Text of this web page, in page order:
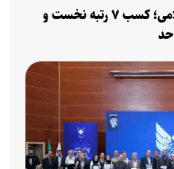
یزد قله‌نشین دانشگاه آزاد اسلامی؛ کسب ۷ رتبه نخست و